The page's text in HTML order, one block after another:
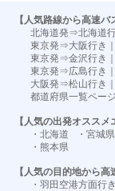
【人気路線から高速バ
北海道発⇒北海道
東京発⇒大阪行き
東京発⇒金沢行き
東京発⇒広島行き
大阪発⇒松山行き
都道府県一覧ページ
【人気の出発オススメ
・北海道
・宮城県
・熊本県
【人気の目的地から高
・羽田空港方面行き